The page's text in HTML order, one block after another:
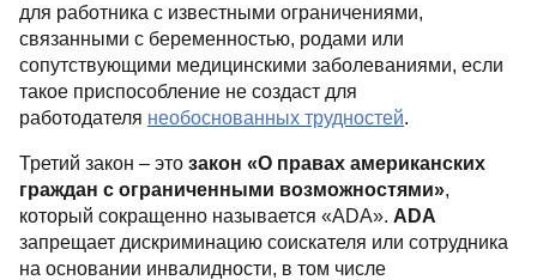
для работника с известными ограничениями,
связанными с беременностью, родами или
сопутствующими медицинскими заболеваниями, если
такое приспособление не создаст для
работодателя необоснованных трудностей.
Третий закон – это закон «О правах американских
граждан с ограниченными возможностями»,
который сокращенно называется «ADA». ADA
запрещает дискриминацию соискателя или сотрудника
на основании инвалидности, в том числе